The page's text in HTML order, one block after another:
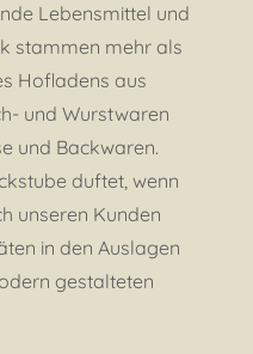
Lebensmittel und
stammen mehr als
Hofladens aus
und Wurstwaren
und Backwaren.
duftet, wenn
unseren Kunden
in den Auslagen
gestalteten